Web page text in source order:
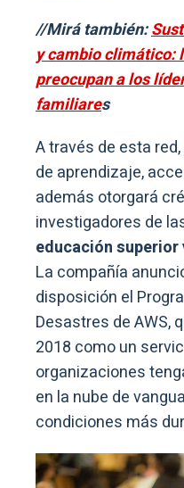
//Mirá también:
y cambio climático:
preocupan a los
familiares
A través de esta red,
de aprendizaje,
además otorgará
investigadores de
educación
La compañía
disposición el
Desastres de AWS,
2018 como un
organizaciones
en la nube de
condiciones más